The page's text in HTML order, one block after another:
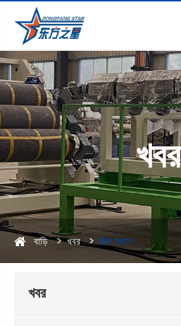
খবর
বাড়ি খবর শিল্প সংবাদ
খবর